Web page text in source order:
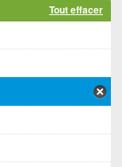
Tout effacer